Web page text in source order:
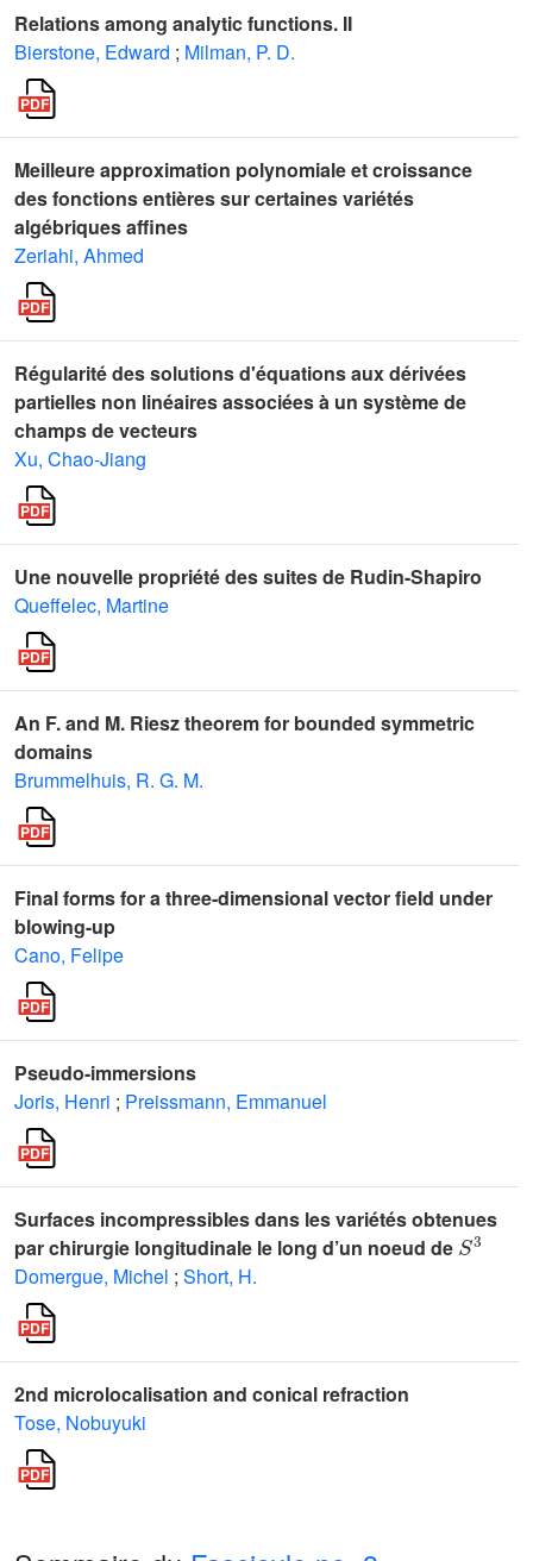
Relations among analytic functions. II
Bierstone, Edward ; Milman, P. D.
Meilleure approximation polynomiale et croissance
des fonctions entières sur certaines variétés
algébriques affines
Zeriahi, Ahmed
Régularité des solutions d'équations aux dérivées
partielles non linéaires associées à un système de
champs de vecteurs
Xu, Chao-Jiang
Une nouvelle propriété des suites de Rudin-Shapiro
Queffelec, Martine
An F. and M. Riesz theorem for bounded symmetric
domains
Brummelhuis, R. G. M.
Final forms for a three-dimensional vector field under
blowing-up
Cano, Felipe
Pseudo-immersions
Joris, Henri ; Preissmann, Emmanuel
Surfaces incompressibles dans les variétés obtenues
par chirurgie longitudinale le long d’un noeud de
S3
Domergue, Michel ; Short, H.
2nd microlocalisation and conical refraction
Tose, Nobuyuki